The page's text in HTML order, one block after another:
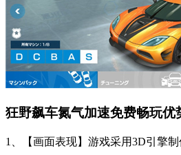
狂野飙车氮气加速免费畅玩优
1、【画面表现】游戏采用3D引擎